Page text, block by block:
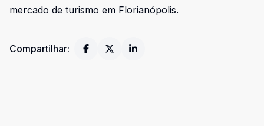
mercado de turismo em Florianópolis.
Compartilhar: